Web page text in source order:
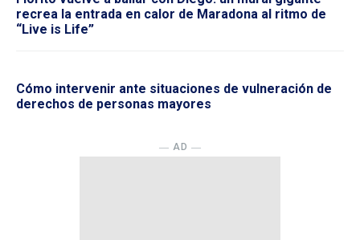
recrea la entrada en calor de Maradona al ritmo de
“Live is Life”
Cómo intervenir ante situaciones de vulneración de
derechos de personas mayores
― AD ―